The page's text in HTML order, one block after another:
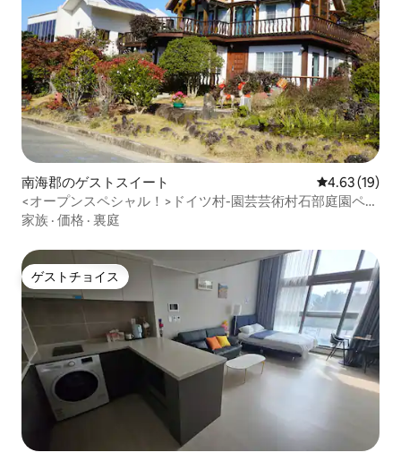
南海郡のゲストスイート レビュー19
4.63 (19)
<オープンスペシャル！>ドイツ村-園芸芸術村石部庭園ペン
ション_ラブルーム1階
家族 · 価格 · 裏庭
ゲストチョイス
ゲストチョイス